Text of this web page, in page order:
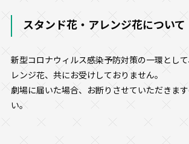
スタンド花・アレンジ花について
新型コロナウィルス感染予防対策の一環とし
レンジ花、共にお受けしておりません。
劇場に届いた場合、お断りさせていただきま
い。